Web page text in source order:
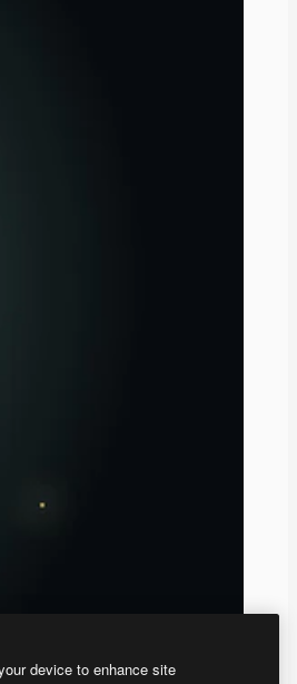
device to enhance site